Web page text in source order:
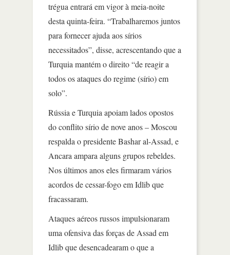
trégua entrará em vigor à meia-noite
desta quinta-feira. “Trabalharemos juntos
para fornecer ajuda aos sírios
necessitados”, disse, acrescentando que a
Turquia mantém o direito “de reagir a
todos os ataques do regime (sírio) em
solo”.
Rússia e Turquia apoiam lados opostos
do conflito sírio de nove anos – Moscou
respalda o presidente Bashar al-Assad, e
Ancara ampara alguns grupos rebeldes.
Nos últimos anos eles firmaram vários
acordos de cessar-fogo em Idlib que
fracassaram.
Ataques aéreos russos impulsionaram
uma ofensiva das forças de Assad em
Idlib que desencadearam o que a